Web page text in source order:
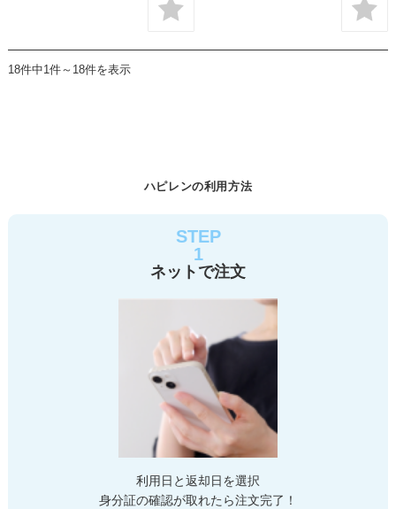
18件中1件～18件を表示
ハピレンの利用方法
STEP
1
ネットで注文
利用日と返却日を選択
身分証の確認が取れたら注文完了！